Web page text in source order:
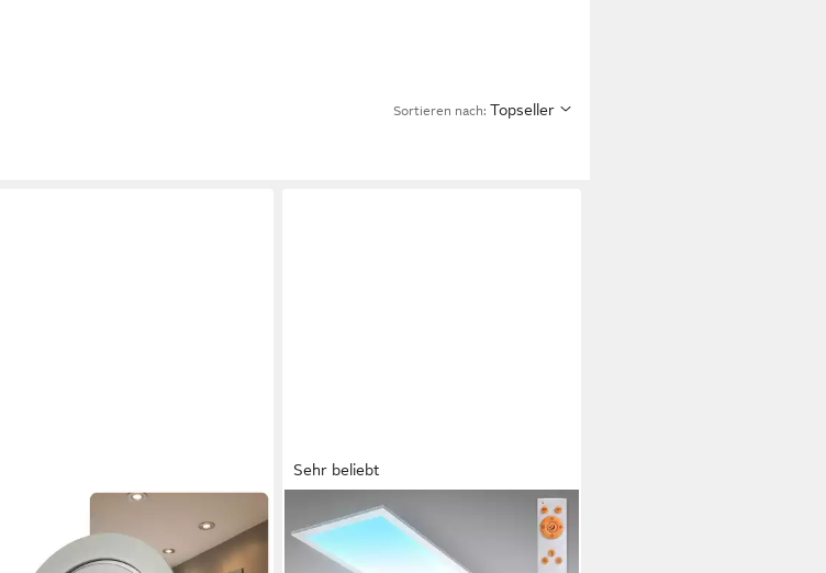
Sortieren nach: Topseller
LED Einbaustrahler 6er Set IP44
Feuchtraum Deckenspots chrom-
Sehr beliebt
B.K.LICHT
Deckenleuchte LED Panel 100x25cm
dimmbar 24 Watt 2200 Lumen ultra-